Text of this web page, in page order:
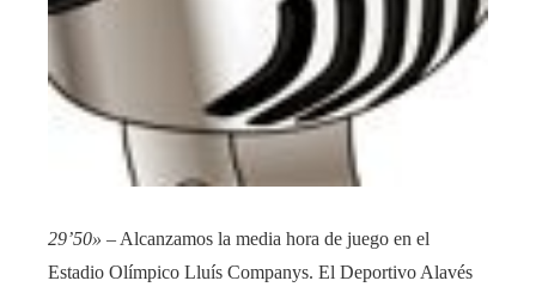
29’50» – Alcanzamos la media hora de juego en el
Estadio Olímpico Lluís Companys. El Deportivo Alavés